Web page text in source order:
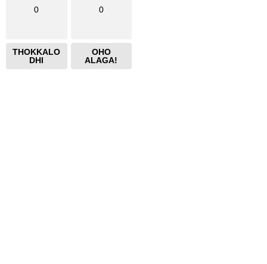
0
THOKKALO
DHI
0
OHO
ALAGA!